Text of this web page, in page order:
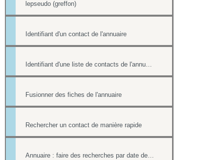
lepseudo (greffon)
Identifiant d'un contact de l'annuaire
Identifiant d'une liste de contacts de l'annuaire
Fusionner des fiches de l'annuaire
Rechercher un contact de manière rapide
Annuaire : faire des recherches par date de création et par date de modification.